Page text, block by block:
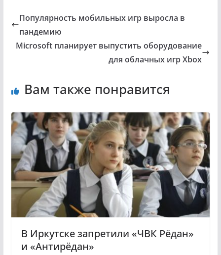
Популярность мобильных игр выросла в
пандемию
Microsoft планирует выпустить оборудование
для облачных игр Xbox
Вам также понравится
В Иркутске запретили «ЧВК Рёдан»
и «Антирёдан»